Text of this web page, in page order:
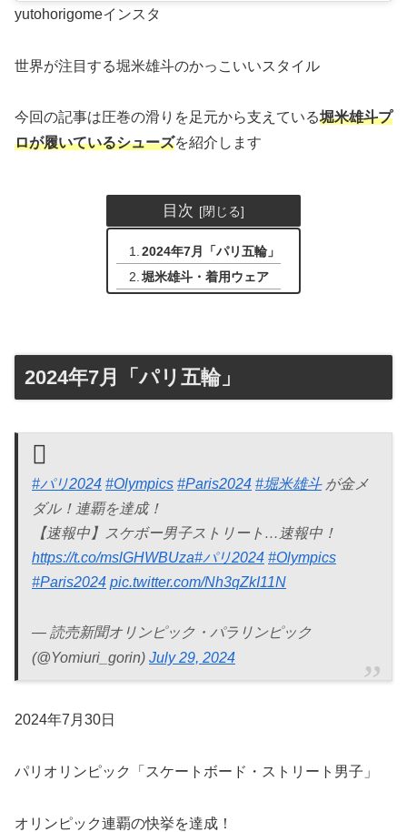
yutohorigomeインスタ
世界が注目する堀米雄斗のかっこいいスタイル
今回の記事は圧巻の滑りを足元から支えている堀米雄斗プ
ロが履いているシューズを紹介します
目次
2024年7月「パリ五輪」
堀米雄斗・着用ウェア
2024年7月「パリ五輪」
#パリ2024 #Olympics #Paris2024 #堀米雄斗が金メ
ダル！連覇を達成！
【速報中】スケボー男子ストリート…速報中！
https://t.co/mslGHWBUza#パリ2024 #Olympics
#Paris2024 pic.twitter.com/Nh3qZkI11N
— 読売新聞オリンピック・パラリンピック
(@Yomiuri_gorin) July 29, 2024
2024年7月30日
パリオリンピック「スケートボード・ストリート男子」
オリンピック連覇の快挙を達成！